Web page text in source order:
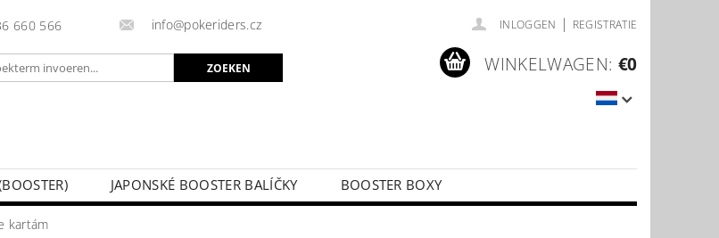
660 566 info@pokeriders.cz INLOGGEN | REGISTRATIE
WINKELWAGEN: €0
JAPONSKÉ BOOSTER BALÍČKY
BOOSTER BOXY
kartám